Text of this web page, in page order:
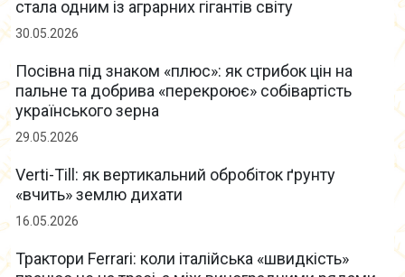
стала одним із аграрних гігантів світу
30.05.2026
Посівна під знаком «плюс»: як стрибок цін на
пальне та добрива «перекроює» собівартість
українського зерна
29.05.2026
Verti-Till: як вертикальний обробіток ґрунту
«вчить» землю дихати
16.05.2026
Трактори Ferrari: коли італійська «швидкість»